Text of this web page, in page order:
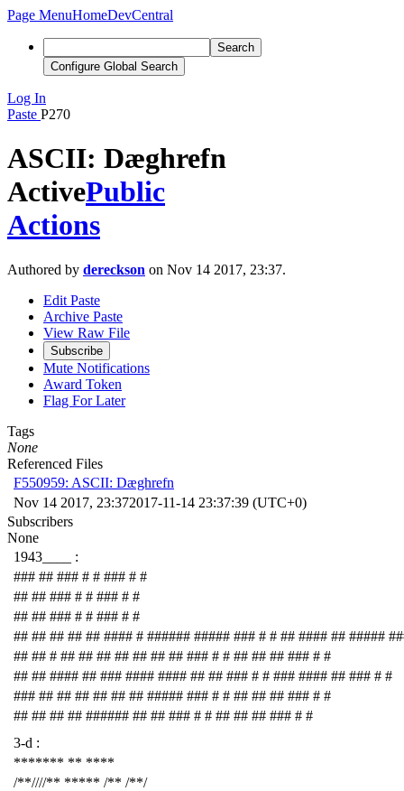
Page MenuHomeDevCentral
Search
Configure Global Search
Log In
Paste P270
ASCII: Dæghrefn
ActivePublic
Actions
Authored by dereckson on Nov 14 2017, 23:37.
Edit Paste
Archive Paste
View Raw File
Subscribe
Mute Notifications
Award Token
Flag For Later
Tags
None
Referenced Files
F550959: ASCII: Dæghrefn
Nov 14 2017, 23:372017-11-14 23:37:39 (UTC+0)
Subscribers
None
1943____ :
### ## ### # # ### # #
## ## ### # # ### # #
## ## ### # # ### # #
## ## ## ## ## #### # ###### ##### ### # # ## #### ## #####
## ## # ## ## ## ## ## ## ## ### # # ## ## ## ### # #
## ## #### ## ### #### #### ## ## ### # # ### #### ## ### # #
### ## ## ## ## ## ## ##### ### # # ## ## ## ### # #
## ## ## ## ###### ## ## ### # # ## ## ## ### # #
3-d :
******* ** ****
/**////** ***** /** /**/